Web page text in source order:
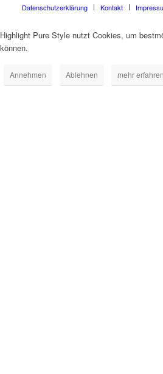
Datenschutzerklärung
Kontakt
Highlight Pure Style nutzt Cookies, um
können.
Annehmen Ablehnen mehr erfahren